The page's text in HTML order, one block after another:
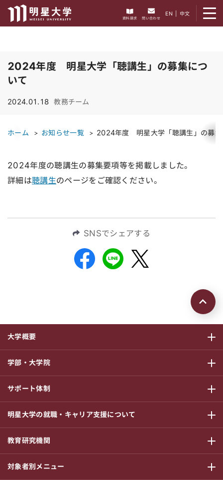
資料請求 問い合わせ
EN 中文
2024年度 明星大学「聴講生」の募集につ
いて
2024.01.18 教務チーム
ホーム お知らせ一覧 2024年度 明星大学「聴講生」の募集
2024年度の聴講生の募集要項等を掲載しました。
詳細は聴講生のページをご確認ください。
SNSでシェアする
ページの先頭
大学概要
サブメニ
学部・大学院
サブメニ
サポート体制
サブメニ
明星大学の就職・キャリア支援について
サブメニ
教育研究機関
サブメニ
対象者別メニュー
サブメニ